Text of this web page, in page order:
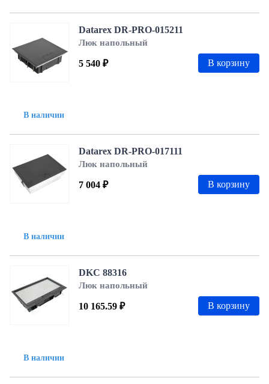
В наличии
Datarex DR-PRO-015211
Люк напольный
5 540 ₽ В корзину
В наличии
Datarex DR-PRO-017111
Люк напольный
7 004 ₽ В корзину
В наличии
DKC 88316
Люк напольный
10 165.59 ₽ В корзину